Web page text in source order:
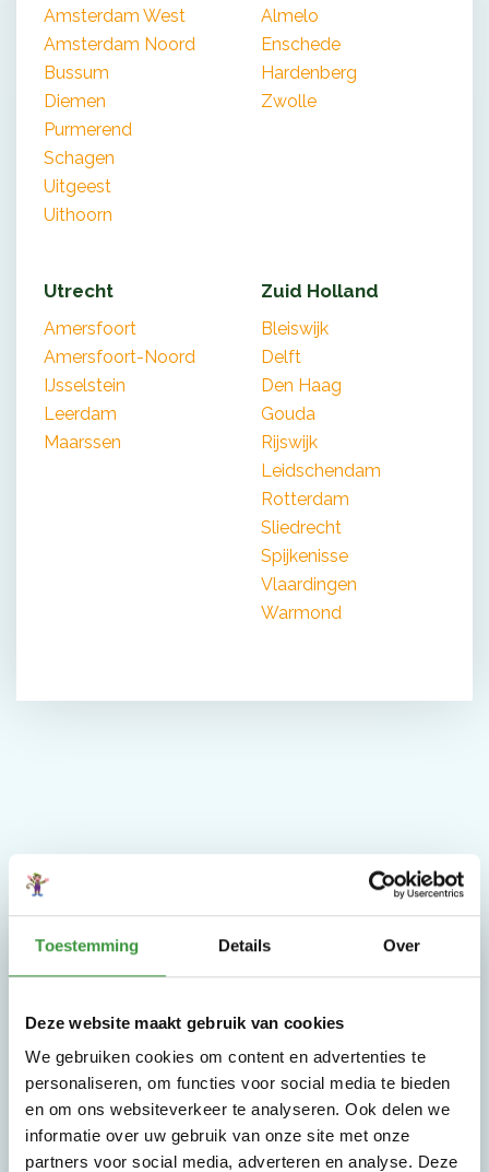
Toestemming Details Over
Deze website maakt gebruik van cookies
We gebruiken cookies om content en advertenties te
personaliseren, om functies voor social media te bieden
en om ons websiteverkeer te analyseren. Ook delen we
informatie over uw gebruik van onze site met onze
partners voor social media, adverteren en analyse. Deze
Amsterdam West
Amsterdam Noord
Bussum
Diemen
Purmerend
Schagen
Uitgeest
Uithoorn
Almelo
Enschede
Hardenberg
Zwolle
Utrecht
Amersfoort
Amersfoort-Noord
IJsselstein
Leerdam
Maarssen
Zuid Holland
Bleiswijk
Delft
Den Haag
Gouda
Rijswijk
Leidschendam
Rotterdam
Sliedrecht
Spijkenisse
Vlaardingen
Warmond
Join the team
Zit jij boordevol energie en houd je van een
dynamische werkomgeving? Bekijk onze
vacatures en ontdek hoe leuk het is om bij
Monkey Town te werken!